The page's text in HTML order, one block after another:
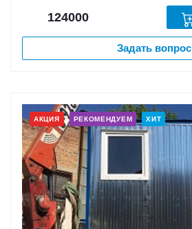
124000
Задать вопрос
АКЦИЯ РЕКОМЕНДУЕМ ХИТ